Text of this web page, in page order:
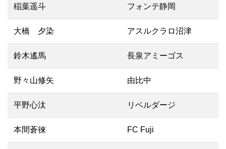
稲葉遥斗 フォンテ静岡
大橋 夕染 アスルクラロ沼津
鈴木遙馬 長泉アミーゴス
野々山修矢 由比中
平野心汰 リベルダージ
本間蒼徠 FC Fuji